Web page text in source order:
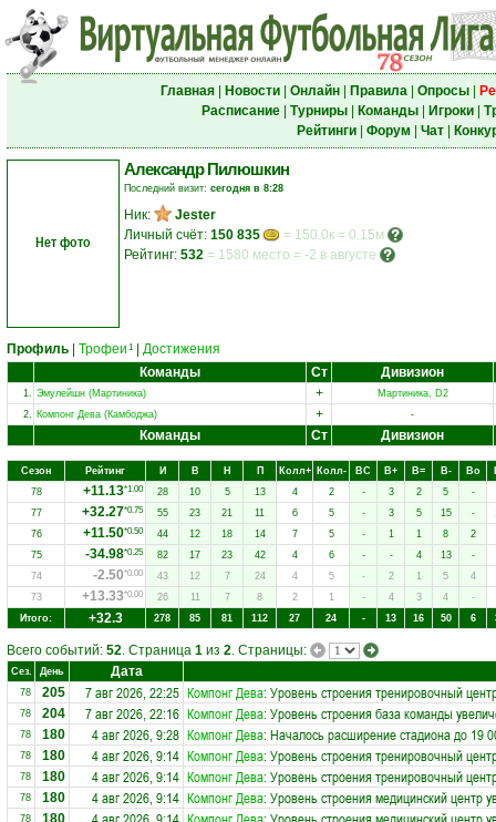
Главная| Новости| Онлайн| Правила| Опросы|
Расписание| Турниры| Команды| Игроки|
Рейтинги| Форум Чат|
Нет фото
Александр Пилюшкин
Последний визит: сегодня в 8:28
Ник:
Jester
Личный счёт: 150 835
= 150.0к = 0.15м
Рейтинг: 532 = 1580 место = -2 в августе
Профиль Трофеи 1
Достижения
Команды
Ст Дивизион
1. Эмулейшн (Мартиника) +
Мартиника, D2
2. Компонг Дева (Камбоджа) + -
Команды Ст Дивизион
Сезон Рейтинг И В Н П Колл+ Колл- ВC В+ В= В- Вo
78
+11.13*1.00 28 10 5 13 4 2 - 3 2 5
-
77
+32.27*0.75 55 23 21 11 6 5 - 3 5 15 -
76
+11.50*0.50 44 12 18 14 7 5 - 1 1 8
2
75
-34.98*0.25 82 17 23 42 4 6 - - 4 13 -
74
-2.50*0.00 43 12 7 24 4 5 - 2 1 5
4
73
+13.33*0.00 26 11 7 8 2 1 - 4 3 4
-
Итого:
+32.3 278 85 81 112 27 24 - 13 16 50 6
Всего событий: 52. Страница 1 из 2. Страницы:
Сез. День Дата
78 205 7 авг 2026, 22:25 Компонг Дева: Уровень строения тренировочный
78 204 7 авг 2026, 22:16 Компонг Дева: Уровень строения база команды
78 180 4 авг 2026, 9:28 Компонг Дева: Началось расширение стадиона до 19
78 180 4 авг 2026, 9:14 Компонг Дева: Уровень строения тренировочный
78 180 4 авг 2026, 9:14 Компонг Дева: Уровень строения тренировочный
78 180 4 авг 2026, 9:14 Компонг Дева: Уровень строения медицинский центр
78 180